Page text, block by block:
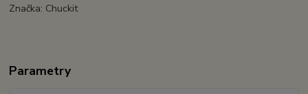
Značka: Chuckit
Parametry